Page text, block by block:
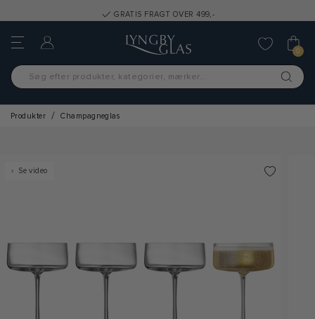
0
Produkter Champagneglas
Se video